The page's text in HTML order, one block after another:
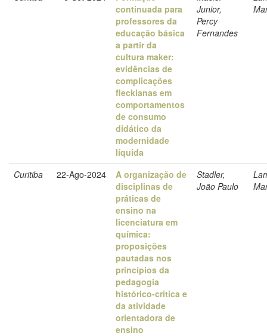
continuada para
professores da
educação básica
a partir da
cultura maker:
evidências de
complicações
fleckianas em
comportamentos
de consumo
didático da
modernidade
líquida
Junior,
Percy
Fernandes
Curitiba 22-Ago-2024
A organização de
disciplinas de
práticas de
ensino na
licenciatura em
química:
proposições
pautadas nos
princípios da
pedagogia
histórico-crítica e
da atividade
orientadora de
ensino
Stadler,
João Paulo